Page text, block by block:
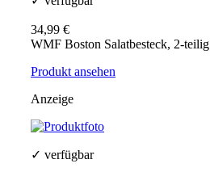
34,99 €
WMF Boston Salatbesteck, 2-teilig
Produkt ansehen
Anzeige
✓ verfügbar